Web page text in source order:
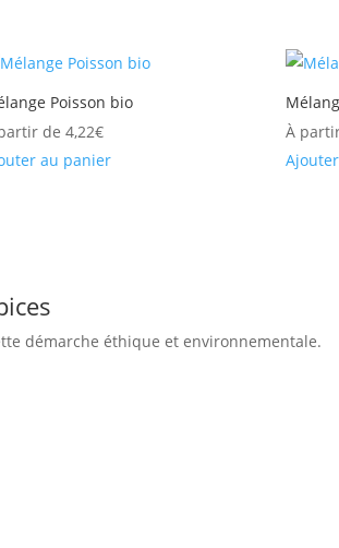
Poisson bio
de4,22€
au panier
À
démarche éthique et environnementale.